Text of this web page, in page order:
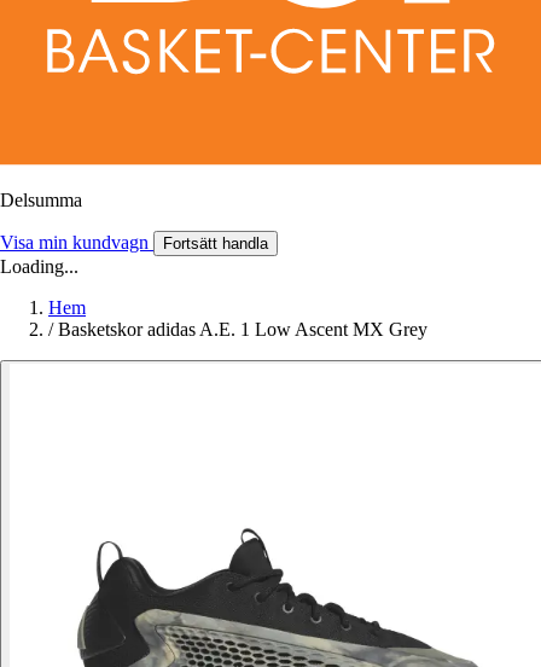
Delsumma
Visa min kundvagn Fortsätt handla
Loading...
Hem
/ Basketskor adidas A.E. 1 Low Ascent MX Grey